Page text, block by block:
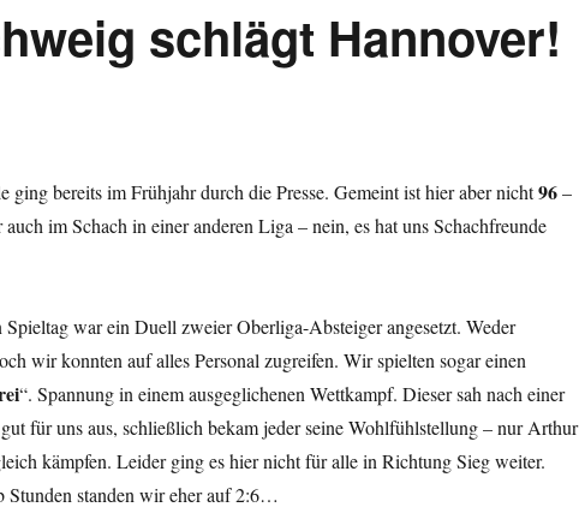
schlägt Hannover!
ging bereits im Frühjahr durch die Presse. Gemeint ist hier aber nicht96–
auch im Schach in einer anderen Liga – nein, es hat uns Schachfreunde
Spieltag war ein Duell zweier Oberliga-Absteiger angesetzt. Weder
wir konnten auf alles Personal zugreifen. Wir spielten sogar einen
“. Spannung in einem ausgeglichenen Wettkampf. Dieser sah nach einer
für uns aus, schließlich bekam jeder seine Wohlfühlstellung – nur Arthur
kämpfen. Leider ging es hier nicht für alle in Richtung Sieg weiter.
Stunden standen wir eher auf 2:6…